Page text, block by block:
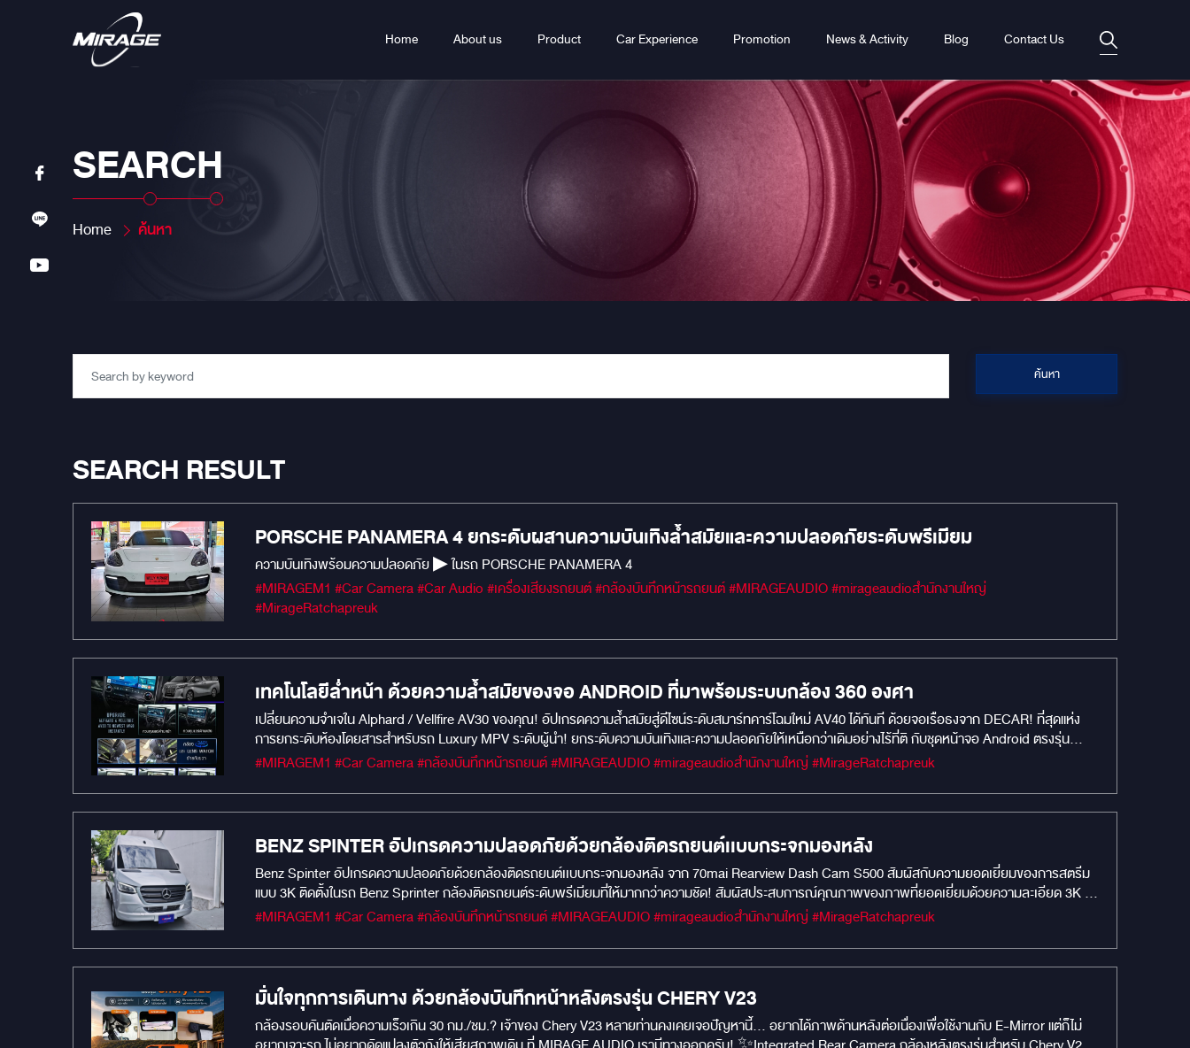
Home About us Product Car Experience Promotion News & Activity Blog Contact Us
SEARCH
Home ค้นหา
ค้นหา
SEARCH RESULT
PORSCHE PANAMERA 4 ยกระดับผสานความบันเทิงล้ำสมัยและความปลอดภัยระดับพรีเมียม
ความบันเทิงพร้อมความปลอดภัย ▶ ในรถ PORSCHE PANAMERA 4
#MIRAGEM1 #Car Camera #Car Audio #เครื่องเสียงรถยนต์ #กล้องบันทึกหน้ารถยนต์ #MIRAGEAUDIO #mirageaudioสำนักงานใหญ่
#MirageRatchapreuk
เทคโนโลยีล่ำหน้า ด้วยความล้ำสมัยของจอ ANDROID ที่มาพร้อมระบบกล้อง 360 องศา
เปลี่ยนความจำเจใน Alphard / Vellfire AV30 ของคุณ! อัปเกรดความล้ำสมัยสู่ดีไซน์ระดับสมาร์ทคาร์โฉมใหม่ AV40 ได้ทันที ด้วยจอเรือธงจาก DECAR! ที่สุดแห่ง
การยกระดับห้องโดยสารสำหรับรถ Luxury MPV ระดับผู้นำ! ยกระดับความบันเทิงและความปลอดภัยให้เหนือกว่าเดิมอย่างไร้ที่ติ กับชุดหน้าจอ Android ตรงรุ่น
พรีเมียมจาก DECAR แบรนด์ไทยที่เชี่ยวชาญด้านสื่อบันเทิงในรถยนต์มาอย่างยาวนานตั้งแต่ปี 2000 เพื่อรถ Alphard & Vellfire AV30 โดยเฉพาะ UPGRADE TO
แบบความหรูหรามาจากโฉมใหม่ล่าสุด (AV40) อย่างลงตัว ควบคุมแอร์อัจฉริยะ: สะดวกสบายสูงสุด รองรับการควบคุมระบบปรับอากาศ (แอร์) ทั้งด้านหน้าและด้านหลัง
ผ่านหน้าจอได้อย่างสมบูรณ์แบบ ความปลอดภัยระดับ 360 องศา เหนือกว่าด้วยมุมมองอัจฉริยะ (LENS WATCH): หมดปัญหาเรื่องมุมอับสายตาของรถตู้ไซส์ใหญ่
ด้วยการรวมระบบกล้องรอบทิศทางและมุมกล้องพิเศษที่ช่วยให้ทุกการกะระยะและการจอดเป็นเรื่องง่ายและปลอดภัยที่สุด: กล้อง 360° และ LENS WATCH: ตรวจ
สอบรอบคันด้วยเลนส์จับภาพมุมมองซ้ายและขวา มุมมองล้อหลัง (ซ้ายและขวา): ช่วยป้องกันการเบียดฟุตบาทหรือสิ่งกีดขวางด้านล่างได้อย่างแม่นยำ มุมมองล้อหน้า
(ซ้ายและขวา): มั่นใจทุกการหักเลี้ยวในที่แคบหรือตรอกซอย มุมมองด้านข้างฝั่งหน้าและหลัง: เคลียร์ทุกจุดบอดข้างตัวรถเพื่อความปลอดภัยสูงสุดของคนที่คุณรัก
มั่นใจสูงสุดกับแบรนด์มาตรฐานระดับสากล: THAI BRAND SINCE 2000: แบรนด์ไทยที่ได้รับความไว้วางใจมามากกว่า 2 ทศวรรษ WARRANTY 36 Months: อุ่นใจ
ยาวๆ ด้วยการรับประกันสินค้าอย่างเป็นทางการหนาแน่นถึง 36 เดือน (3 ปีเต็ม)! งานติดตั้งระบบไฟและจอกลางรถพรีเมียมระดับหรู ต้องช่างผู้เชี่ยวชาญเฉพาะทาง
#MIRAGEM1 #Car Camera #กล้องบันทึกหน้ารถยนต์ #MIRAGEAUDIO #mirageaudioสำนักงานใหญ่ #MirageRatchapreuk
BENZ SPINTER อัปเกรดความปลอดภัยด้วยกล้องติดรถยนต์เเบบกระจกมองหลัง
Benz Spinter อัปเกรดความปลอดภัยด้วยกล้องติดรถยนต์เเบบกระจกมองหลัง จาก 70mai Rearview Dash Cam S500 สัมผัสกับความยอดเยี่ยมของการสตรีม
แบบ 3K ติดตั้งในรถ Benz Sprinter กล้องติดรถยนต์ระดับพรีเมียมที่ให้มากกว่าความชัด! สัมผัสประสบการณ์คุณภาพของภาพที่ยอดเยี่ยมด้วยความละเอียด 3K ที่
ขับเคลื่อนโดยเซนเซอร์ SONY STARVIS 2IMX675 หน้าจอสัมผัสแบบฟูลลามิเนตขนาด 9.35 นิ้ว เลนส์มุมกว้างทั้งกล้องหน้าและหลัง มุมมองครอบคลุมถนน 3 เลนส์
ถอยหลัง กล้องติดรถยนต์ทำเครื่องหมายเส้นที่จอดรถโดยอัตโนมัติ ทำให้การจอดรถง่ายขึ้น บันทึกวิดีโอฉุกเฉิน & ตรวจสอบที่จอดรถตลอด 24 ชั่วโมง การบันทึก ช่อง
สัญญาณคู่ โซลูชั่นซุปเปอร์คาปาซิเตอร์ การควบคุมด้วยเสียง
#MIRAGEM1 #Car Camera #กล้องบันทึกหน้ารถยนต์ #MIRAGEAUDIO #mirageaudioสำนักงานใหญ่ #MirageRatchapreuk
มั่นใจทุกการเดินทาง ด้วยกล้องบันทึกหน้าหลังตรงรุ่น CHERY V23
กล้องรอบคันตัดเมื่อความเร็วเกิน 30 กม./ชม.? เจ้าของ Chery V23 หลายท่านคงเคยเจอปัญหานี้… อยากได้ภาพด้านหลังต่อเนื่องเพื่อใช้งานกับ E-Mirror แต่ก็ไม่